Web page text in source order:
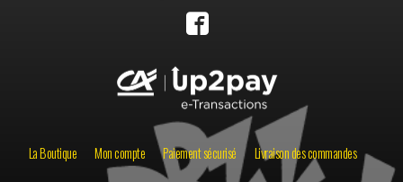
La Boutique Mon compte Paiement sécurisé
Livraison des commandes